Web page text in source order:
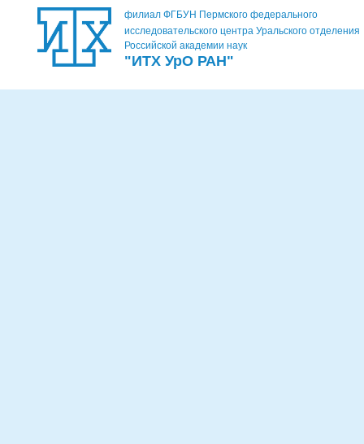
филиал ФГБУН Пермского федерального
исследовательского центра Уральского отделения
Российской академии наук
"ИТХ УрО РАН"